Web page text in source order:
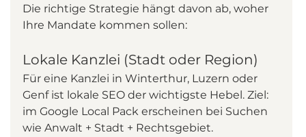
Die richtige Strategie hängt davon ab, woher
Ihre Mandate kommen sollen:
Lokale Kanzlei (Stadt oder Region)
Für eine Kanzlei in Winterthur, Luzern oder
Genf ist lokale SEO der wichtigste Hebel. Ziel:
im Google Local Pack erscheinen bei Suchen
wie Anwalt + Stadt + Rechtsgebiet.